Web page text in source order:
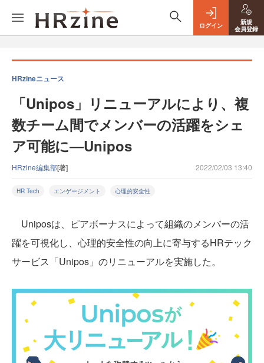
ログイン
新規
会員登録
HRzineニュース
「Unipos」リニューアルにより、複
数チーム間でメンバーの活躍をシェ
ア可能に―Unipos
HRzine編集部[著] 2022/02/03 13:40
HR Tech エンゲージメント 心理的安全性
Uniposは、ピアボーナスによって組織のメンバーの活
躍を可視化し、心理的安全性の向上に寄与するHRテック
サービス「Unipos」のリニューアルを実施した。